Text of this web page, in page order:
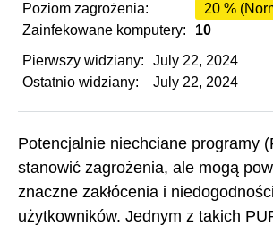
Poziom zagrożenia:
20 %
Zainfekowane komputery:
10
Pierwszy widziany:
July 22, 2024
Ostatnio widziany:
July 22, 2024
Potencjalnie niechciane programy
stanowić zagrożenia, ale mogą
znaczne zakłócenia i
użytkowników. Jednym z takich